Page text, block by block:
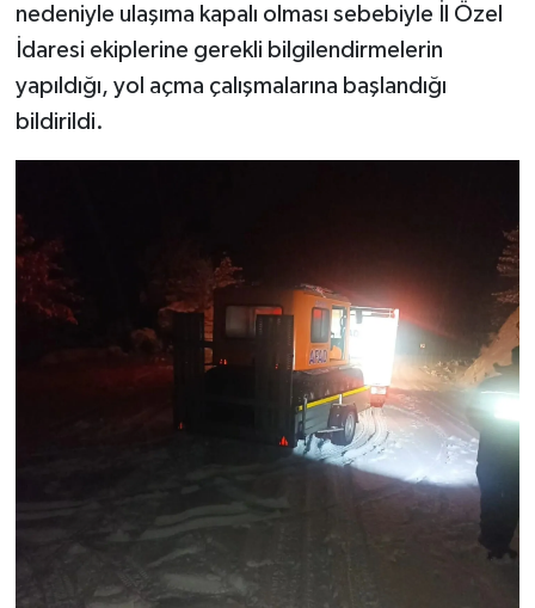
nedeniyle ulaşıma kapalı olması sebebiyle İl Özel
İdaresi ekiplerine gerekli bilgilendirmelerin
yapıldığı, yol açma çalışmalarına başlandığı
bildirildi.